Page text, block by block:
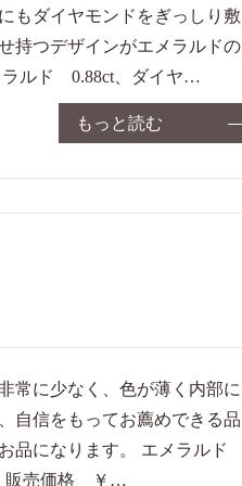
もダイヤモンドをぎっしり敷
持つデザインがエメラルドの
ラルド 0.88ct、ダイヤ…
もっと読む
常に少なく、色が薄く内部に
自信をもってお薦めできる品
品になります。 エメラルド
販売価格 ￥…